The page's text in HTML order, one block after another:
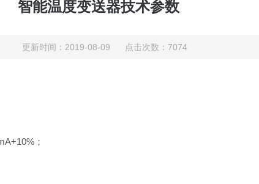
智能温度变送器技术参数
更新时间：2019-08-09 点击次数：7074
；